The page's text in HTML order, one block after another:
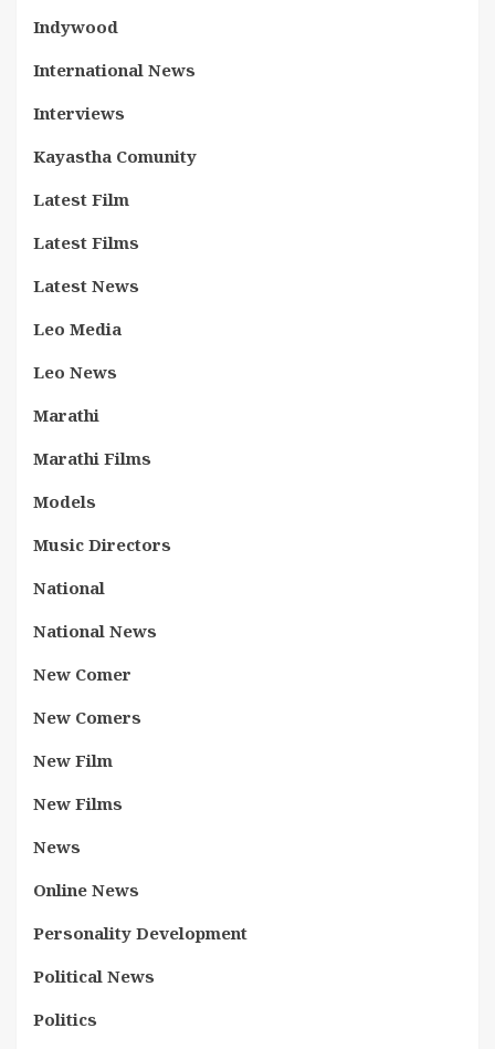
Indywood
International News
Interviews
Kayastha Comunity
Latest Film
Latest Films
Latest News
Leo Media
Leo News
Marathi
Marathi Films
Models
Music Directors
National
National News
New Comer
New Comers
New Film
New Films
News
Online News
Personality Development
Political News
Politics